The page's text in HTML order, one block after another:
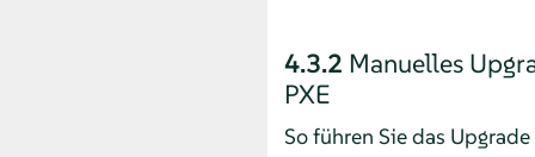
4.3.2 Manuelles
PXE
So führen Sie das